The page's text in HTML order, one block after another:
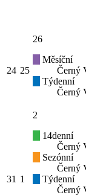
24 25
26
Měsíční
Černý
Týdenní
Černý
31 1
2
14denní
Černý
Sezónní
Černý
Týdenní
Černý